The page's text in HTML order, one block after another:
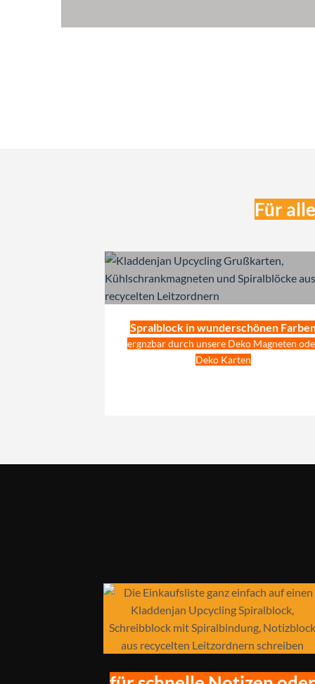
Für
Spralblock in wunderschönen
ergnzbar durch unsere Deko Magneten
Deko Karten